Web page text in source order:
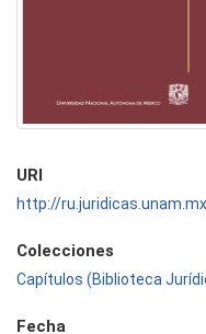
URI
http://
Colecciones
Capítulos (Biblioteca
Fecha